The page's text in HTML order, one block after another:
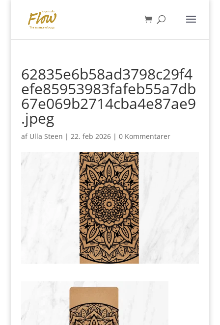
62835e6b58ad3798c29f4
efe85953983fafeb55a7db
67e069b2714cba4e87ae9
.jpeg
af Ulla Steen | 22. feb 2026| 0 Kommentarer